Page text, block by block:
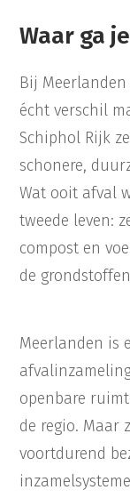
Waar ga
Bij
écht verschil
Schiphol Rijk
schonere,
Wat ooit afval
tweede leven:
compost en
de
Meerlanden is
openbare
de regio. Maar
voortdurend